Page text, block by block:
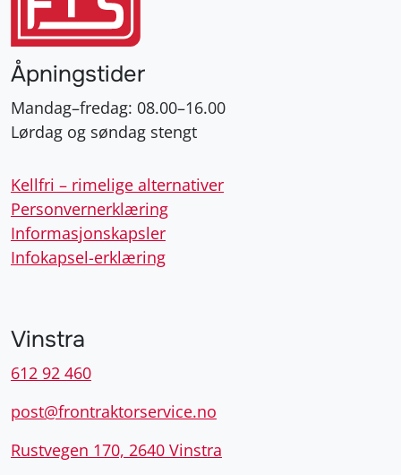
Åpningstider
Mandag–fredag: 08.00–16.00
Lørdag og søndag stengt
Kellfri – rimelige alternativer
Personvernerklæring
Informasjonskapsler
Infokapsel-erklæring
Vinstra
612 92 460
post@frontraktorservice.no
Rustvegen 170, 2640 Vinstra